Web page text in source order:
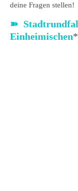
deine Fragen stellen!
➽
Einheimischen